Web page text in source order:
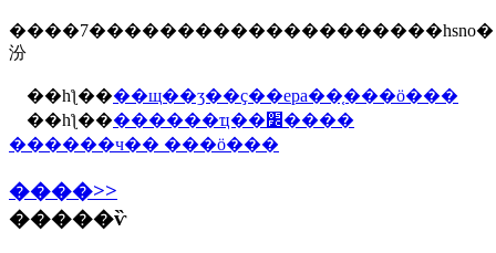
����7��������������������hsno�
汾
��һƪ����щ��ʒ��ҫ��epa��֤���ö���
��һƪ��������ҵ��׼����
������ч�� ���ö���
����>>
�����ѷ